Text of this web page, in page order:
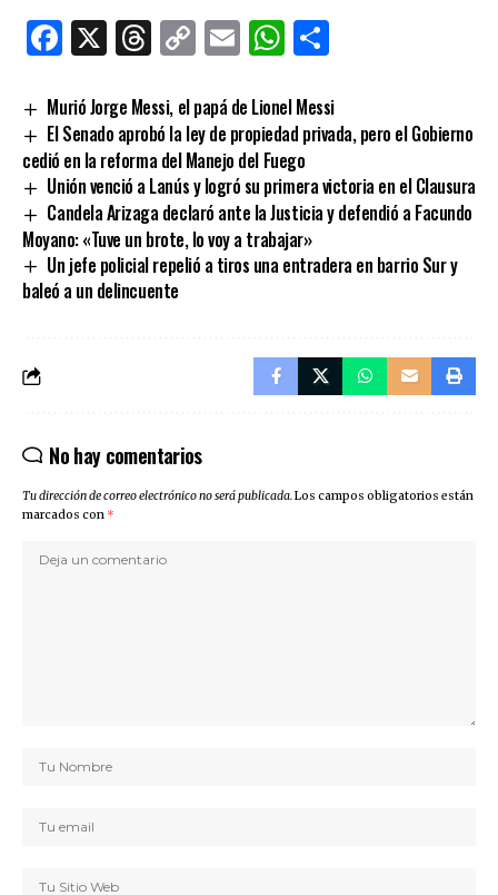
Facebook
X Threads
CopyEmailWhatsApp
Murió Jorge Messi, el papá de Lionel Messi
El Senado aprobó la ley de propiedad privada, pero el Gobierno
cedió en la reforma del Manejo del Fuego
Unión venció a Lanús y logró su primera victoria en el Clausura
Candela Arizaga declaró ante la Justicia y defendió a Facundo
Moyano: «Tuve un brote, lo voy a trabajar»
Un jefe policial repelió a tiros una entradera en barrio Sur y
baleó a un delincuente
No hay comentarios
Tu dirección de correo electrónico no será publicada.Los campos obligatorios están
marcados con *